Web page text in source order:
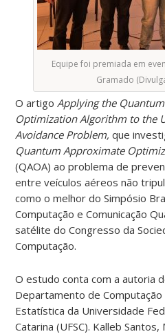
Equipe foi premiada em
Gramado
O artigo Applying the
Optimization Algorithm to the
Avoidance Problem,que
Quantum Approximate
(QAOA) ao problema de
entre veículos aéreos não
como o melhor do Simpósio
Computação e Comunicação
satélite do Congresso da
Computação.
O estudo conta com a autoria
Departamento de
Estatística da Universidade
Catarina (UFSC). Kalleb Santos,